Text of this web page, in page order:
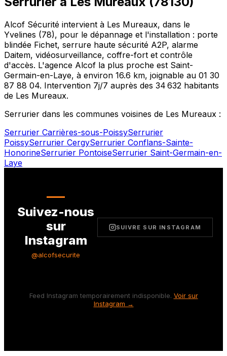
Alcof Sécurité intervient à Les Mureaux, dans le
Yvelines (78), pour le dépannage et l'installation : porte
blindée Fichet, serrure haute sécurité A2P, alarme
Daitem, vidéosurveillance, coffre-fort et contrôle
d'accès. L'agence Alcof la plus proche est Saint-
Germain-en-Laye, à environ 16.6 km, joignable au 01 30
87 88 04. Intervention 7j/7 auprès des 34 632 habitants
de Les Mureaux.
Serrurier dans les communes voisines de Les Mureaux :
Serrurier Carrières-sous-PoissySerrurier
PoissySerrurier CergySerrurier Conflans-Sainte-
HonorineSerrurier PontoiseSerrurier Saint-Germain-en-
Laye
Suivez-nous
sur
Instagram
@alcofsecurite
SUIVRE SUR INSTAGRAM
Feed Instagram temporairement indisponible. Voir sur
Instagram →